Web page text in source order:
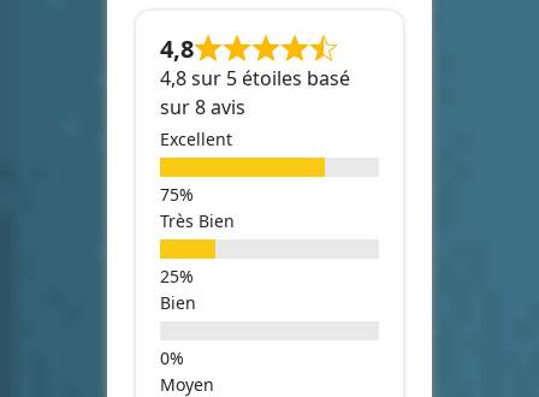
4,8
4,8 sur 5 étoiles basé
sur 8 avis
Excellent
Très Bien
Bien
Moyen